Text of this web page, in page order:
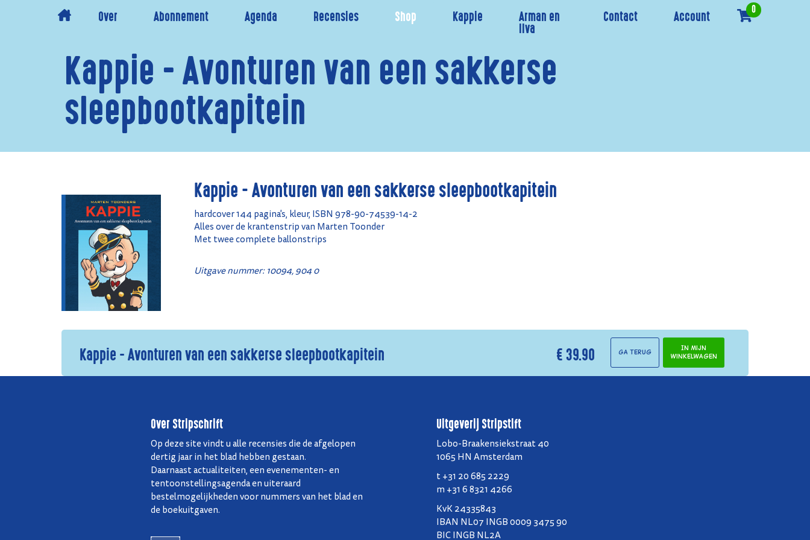
Over Abonnement Agenda Recensies Shop Kappie Arman en
Ilva
Contact Account 0
Kappie - Avonturen van een sakkerse
sleepbootkapitein
Kappie - Avonturen van een sakkerse sleepbootkapitein
hardcover 144 pagina's, kleur, ISBN 978-90-74539-14-2
Alles over de krantenstrip van Marten Toonder
Met twee complete ballonstrips
Uitgave nummer: 10094, 904 0
Kappie - Avonturen van een sakkerse sleepbootkapitein € 39.90 Ga terug
In mijn
winkelwagen
Over Stripschrift
Op deze site vindt u alle recensies die de afgelopen
dertig jaar in het blad hebben gestaan.
Daarnaast actualiteiten, een evenementen- en
tentoonstellingsagenda en uiteraard
bestelmogelijkheden voor nummers van het blad en
de boekuitgaven.
Uitgeverij Stripstift
Lobo-Braakensiekstraat 40
1065 HN Amsterdam
t +31 20 685 2229
m +31 6 8321 4266
KvK 24335843
IBAN NL07 INGB 0009 3475 90
BIC INGB NL2A